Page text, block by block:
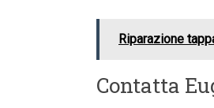
Riparazione
Contatta